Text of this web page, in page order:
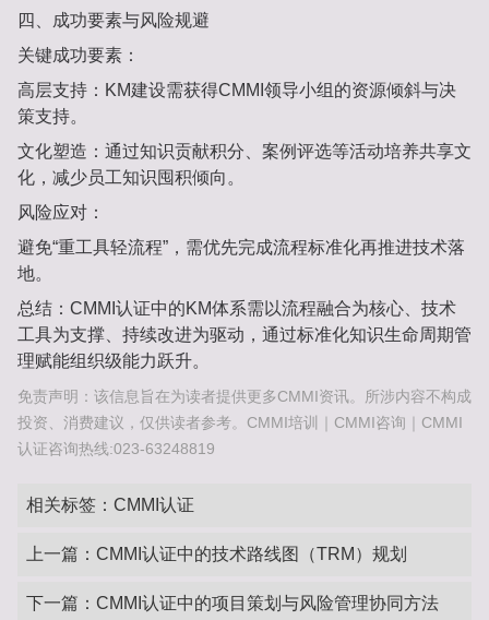
四、成功要素与风险规避‌
关键成功要素‌：
高层支持‌：KM建设需获得CMMI领导小组的资源倾斜与决
策支持‌。
文化塑造‌：通过知识贡献积分、案例评选等活动培养共享文
化，减少员工知识囤积倾向‌。
风险应对‌：
避免“重工具轻流程”，需优先完成流程标准化再推进技术落
地‌。
总结‌：CMMI认证中的KM体系需以流程融合为核心、技术
工具为支撑、持续改进为驱动，通过标准化知识生命周期管
理赋能组织级能力跃升。
免责声明：该信息旨在为读者提供更多CMMI资讯。所涉内容不构成
投资、消费建议，仅供读者参考。CMMI培训｜CMMI咨询｜CMMI
认证咨询热线:023-63248819
相关标签： CMMI认证
上一篇： CMMI认证中的技术路线图（TRM）规划
下一篇： CMMI认证中的项目策划与风险管理协同方法